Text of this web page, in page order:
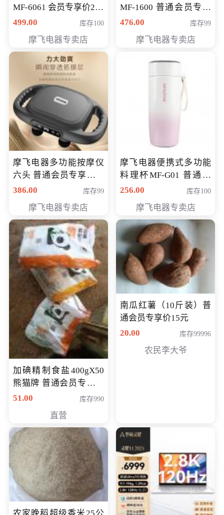
MF-6061 会员专享价299
元
499.00 库存100
摩飞电器专卖店
MF-1600 普通会员专享
价298元
476.00 库存99
摩飞电器专卖店
摩飞电器多功能按摩仪
六头 普通会员专享价格
199元
386.00 库存99
摩飞电器专卖店
摩飞电器便携式多功能
料理杯MF-G01 普通会
员专享价格118元
256.00 库存100
摩飞电器专卖店
加碘精制食盐400gX50
熊猫牌 普通会员专享价
格50元
51.00 库存990
直营
南瓜红薯（10斤装）普
通会员专享价15元
20.00
库存99996
农民李大爷